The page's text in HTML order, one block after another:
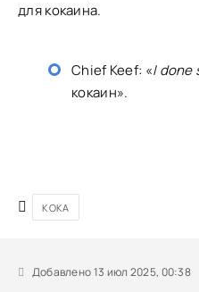
для кокаина.
Chief Keef: «I done
кокаин».
КОКА
Добавлено 13 июл 2025, 00:38